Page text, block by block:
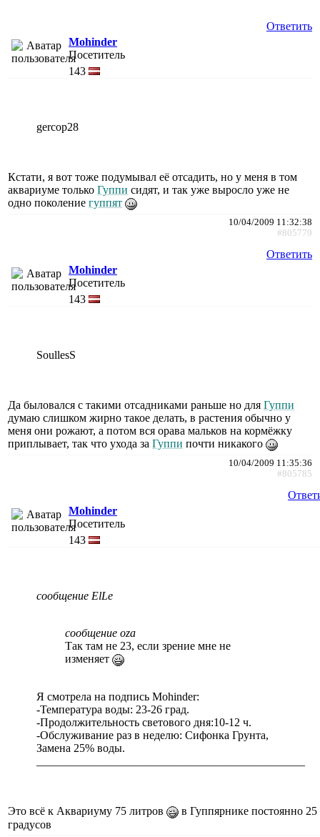
Ответить
Mohinder
Посетитель
143
gercop28
Кстати, я вот тоже подумывал её отсадить, но у меня в том
аквариуме только Гуппи сидят, и так уже выросло уже не
одно поколение гуппят
10/04/2009 11:32:38
#805779
Ответить
Mohinder
Посетитель
143
SoullesS
Да быловался с такими отсадниками раньше но для Гуппи
думаю слишком жирно такое делать, в растения обычно у
меня они рожают, а потом вся орава мальков на кормёжку
приплывает, так что ухода за Гуппи почти никакого
10/04/2009 11:35:36
#805785
Mohinder
Посетитель
143
сообщение ElLe
сообщение oza
Так там не 23, если зрение мне не
изменяет
Я смотрела на подпись Mohinder:
-Температура воды: 23-26 град.
-Продолжительность светового дня:10-12 ч.
-Обслуживание раз в неделю: Сифонка Грунта,
Замена 25% воды.
Это всё к Аквариуму 75 литров
в Гуппярнике постоянно 25
градусов